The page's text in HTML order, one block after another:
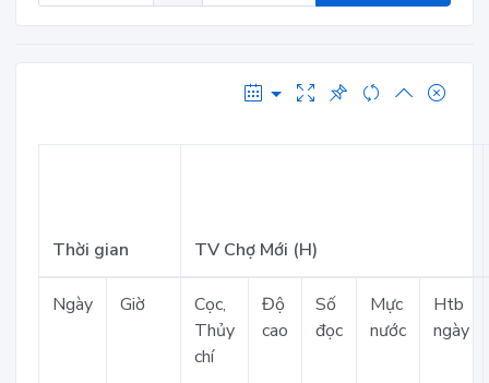
Thời gian TV Chợ Mới (H)
Ngày Giờ
Cọc,
Thủy
chí
Độ
cao
Số
đọc
Mực
nước
Htb
ngày